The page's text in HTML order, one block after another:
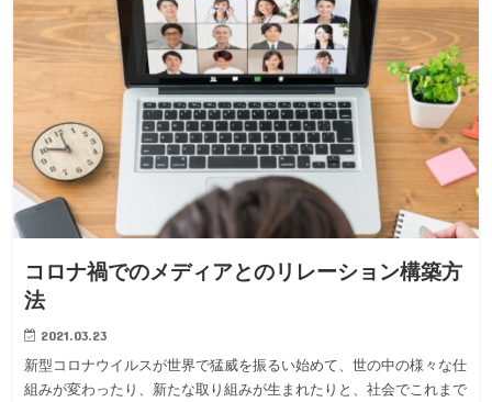
コロナ禍でのメディアとのリレーション構築方
法
2021.03.23
新型コロナウイルスが世界で猛威を振るい始めて、世の中の様々な仕
組みが変わったり、新たな取り組みが生まれたりと、社会でこれまで